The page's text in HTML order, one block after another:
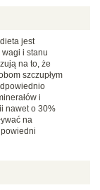
jest
i stanu
na to, że
szczupłym
i
nawet o 30%
na